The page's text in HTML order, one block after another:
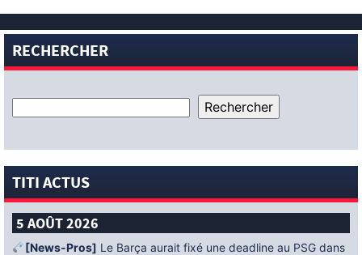
RECHERCHER
TITI ACTUS
5 AOÛT 2026
[News-Pros] Le Barça aurait fixé une deadline au PSG dans